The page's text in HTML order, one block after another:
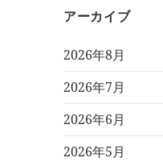
アーカイブ
2026年8月
2026年7月
2026年6月
2026年5月